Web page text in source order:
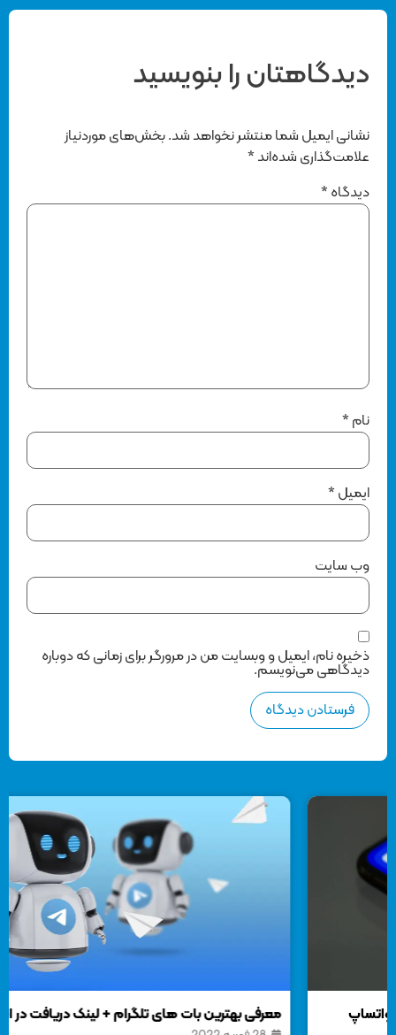
دیدگاهتان را بنویسید
نشانی ایمیل شما منتشر نخواهد شد. بخش‌های موردنیاز
علامت‌گذاری شده‌اند*
دیدگاه*
*
ایمیل*
وب‌ سایت
ذخیره نام، ایمیل و وبسایت من در مرورگر برای زمانی که دوباره
دیدگاهی می‌نویسم.
معرفی بهترین بات های تلگرام + لینک دریافت در اپ